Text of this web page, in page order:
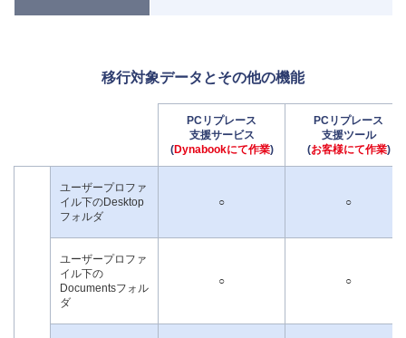
移行対象データとその他の機能
PCリプレース
支援サービス
(Dynabookにて作業)
PCリプレース
支援ツール
(お客様にて作業)
ユーザープロファ
イル下のDesktop
フォルダ
○ ○
ユーザープロファ
イル下の
Documentsフォル
ダ
○ ○